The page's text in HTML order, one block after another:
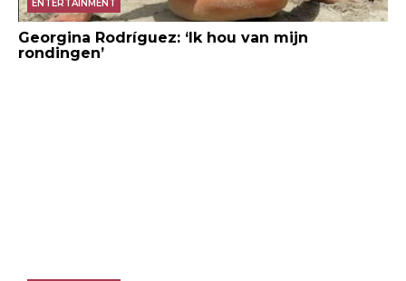
ENTERTAINMENT
Georgina Rodríguez: ‘Ik hou van mijn
rondingen’